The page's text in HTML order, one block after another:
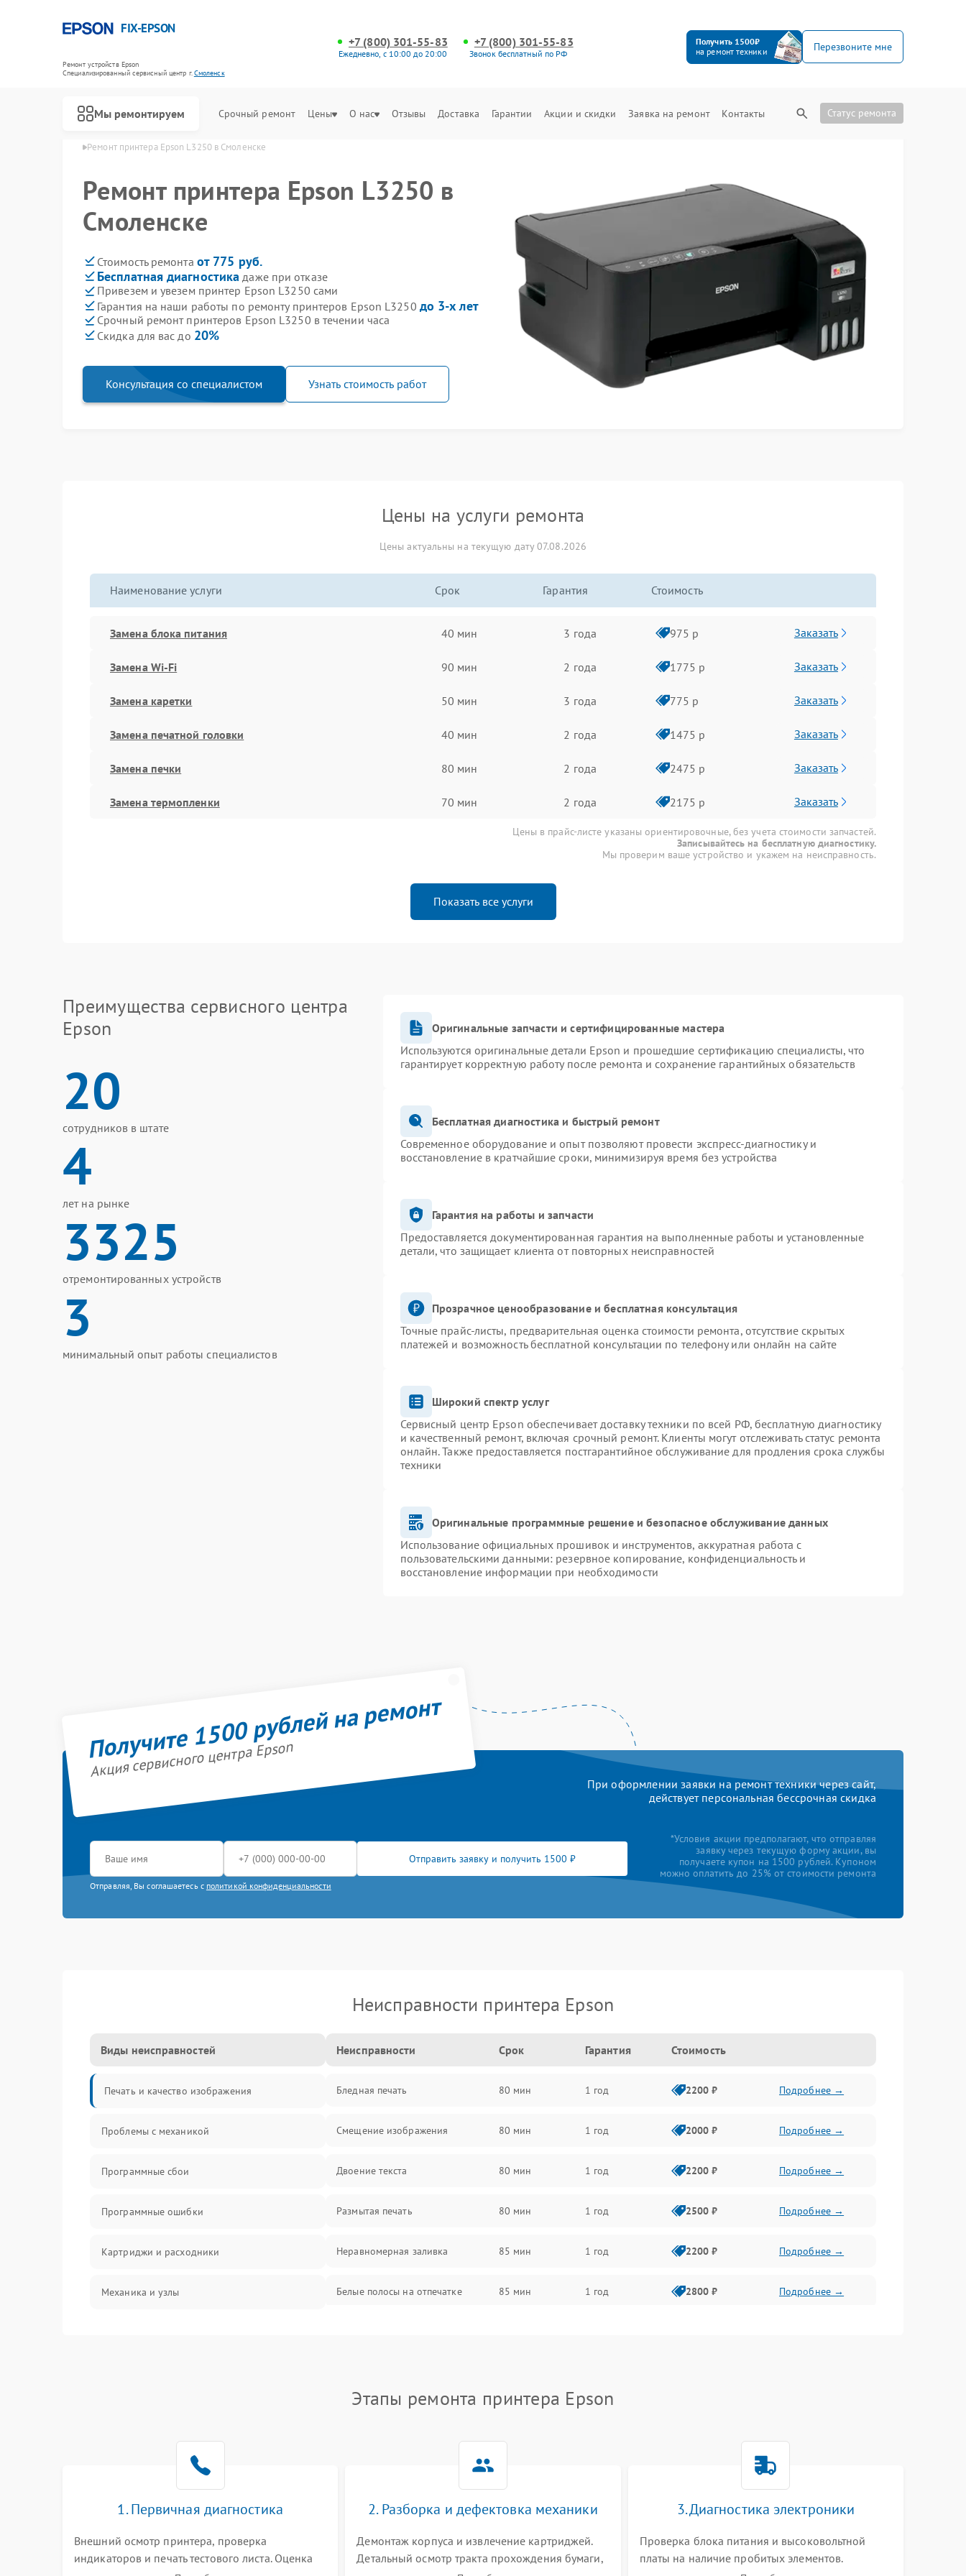
FIX-EPSON
Ремонт устройств Epson
Специализированный cервисный центр г.Смоленск
+7 (800) 301-55-83
Ежедневно, с 10:00 до 20:00
+7 (800) 301-55-83
Звонок бесплатный по РФ
Получить 1500₽
на ремонт техники
Перезвоните мне
Мы ремонтируем Срочный ремонт Цены О нас Отзывы Доставка Гарантии Акции и скидки Заявка на ремонт Контакты Статус ремонта
Epson в Смоленске Ремонт принтера Epson L3250 в Смоленске
Ремонт принтера Epson L3250 в
Смоленске
Стоимость ремонта от 775 руб.
Бесплатная диагностика даже при отказе
Привезем и увезем принтер Epson L3250 сами
Гарантия на наши работы по ремонту принтеров Epson L3250 до 3-х лет
Срочный ремонт принтеров Epson L3250 в течении часа
Скидка для вас до 20%
Консультация со специалистом Узнать стоимость работ
Цены на услуги ремонта
Цены актуальны на текущую дату 07.08.2026
Наименование услуги Срок Гарантия Стоимость
Замена блока питания 40 мин 3 года 975 р Заказать
Замена Wi-Fi 90 мин 2 года 1775 р Заказать
Замена каретки 50 мин 3 года 775 р Заказать
Замена печатной головки 40 мин 2 года 1475 р Заказать
Замена печки 80 мин 2 года 2475 р Заказать
Замена термопленки 70 мин 2 года 2175 р Заказать
Цены в прайс-листе указаны ориентировочные, без учета стоимости запчастей.
Записывайтесь на бесплатную диагностику.
Мы проверим ваше устройство и укажем на неисправность.
Показать все услуги
Преимущества сервисного центра
Epson
20
сотрудников в штате
4
лет на рынке
3325
отремонтированных устройств
3
минимальный опыт работы специалистов
Оригинальные запчасти и сертифицированные мастера
Используются оригинальные детали Epson и прошедшие сертификацию специалисты, что
гарантирует корректную работу после ремонта и сохранение гарантийных обязательств
Бесплатная диагностика и быстрый ремонт
Современное оборудование и опыт позволяют провести экспресс-диагностику и
восстановление в кратчайшие сроки, минимизируя время без устройства
Гарантия на работы и запчасти
Предоставляется документированная гарантия на выполненные работы и установленные
детали, что защищает клиента от повторных неисправностей
Прозрачное ценообразование и бесплатная консультация
Точные прайс-листы, предварительная оценка стоимости ремонта, отсутствие скрытых
платежей и возможность бесплатной консультации по телефону или онлайн на сайте
Широкий спектр услуг
Сервисный центр Epson обеспечивает доставку техники по всей РФ, бесплатную диагностику
и качественный ремонт, включая срочный ремонт. Клиенты могут отслеживать статус ремонта
онлайн. Также предоставляется постгарантийное обслуживание для продления срока службы
техники
Оригинальные программные решение и безопасное обслуживание данных
Использование официальных прошивок и инструментов, аккуратная работа с
пользовательскими данными: резервное копирование, конфиденциальность и
восстановление информации при необходимости
Получите 1500 рублей на ремонт
Акция сервисного центра Epson
При оформлении заявки на ремонт техники через сайт,
действует персональная бессрочная скидка
Отправить заявку и получить 1500 ₽
Отправляя, Вы соглашаетесь с политикой конфиденциальности
*Условия акции предполагают, что отправляя
заявку через текущую форму акции, вы
получаете купон на 1500 рублей. Купоном
можно оплатить до 25% от стоимости ремонта
Неисправности принтера Epson
Виды неисправностей
Печать и качество изображения
Проблемы с механикой
Программные сбои
Программные ошибки
Картриджи и расходники
Механика и узлы
Неисправности Срок Гарантия Стоимость
Бледная печать 80 мин 1 год 2200 ₽ Подробнее →
Смещение изображения 80 мин 1 год 2000 ₽ Подробнее →
Двоение текста 80 мин 1 год 2200 ₽ Подробнее →
Размытая печать 80 мин 1 год 2500 ₽ Подробнее →
Неравномерная заливка 85 мин 1 год 2200 ₽ Подробнее →
Белые полосы на отпечатке 85 мин 1 год 2800 ₽ Подробнее →
Этапы ремонта принтера Epson
1. Первичная диагностика
Внешний осмотр принтера, проверка
индикаторов и печать тестового листа. Оценка
2. Разборка и дефектовка механики
Демонтаж корпуса и извлечение картриджей.
Детальный осмотр тракта прохождения бумаги,
3. Диагностика электроники
Проверка блока питания и высоковольтной
платы на наличие пробитых элементов.